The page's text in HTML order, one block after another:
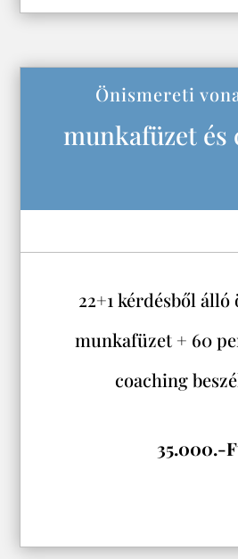
Önismereti
munkafüzet és
22+1 kérdésből
munkafüzet + 60
coaching
35.000.-